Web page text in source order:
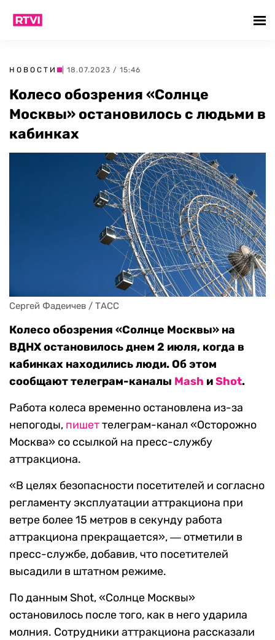
НОВОСТИ | 18.07.2023 / 15:46
Колесо обозрения «Солнце
Москвы» остановилось с людьми в
кабинках
Сергей Фадеичев / ТАСС
Колесо обозрения «Солнце Москвы» на
ВДНХ остановилось днем 2 июля, когда в
кабинках находились люди. Об этом
сообщают телеграм-каналы Mash иShot.
Работа колеса временно остановлена из-за
непогоды, пишеттелеграм-канал «Осторожно
Москва» со ссылкой на пресс-службу
аттракциона.
«В целях безопасности посетителей и согласно
регламенту эксплуатации аттракциона при
ветре более 15 метров в секунду работа
аттракциона прекращается», ― отметили в
пресс-службе, добавив, что посетителей
высадили в штатном режиме.
По данным Shot,«Солнце Москвы»
остановилось после того, как в негоударила
молния. Сотрудники аттракциона рассказали